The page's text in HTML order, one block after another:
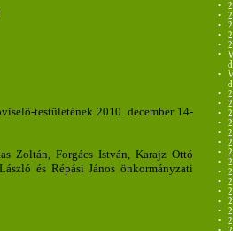
testületének 2010. december 14-
Zoltán, Forgács István, Karajz Ottó
és Répási János önkormányzati
•
•
•
•
•
•
•
•
•
•
•
•
•
•
•
•
•
•
•
•
•